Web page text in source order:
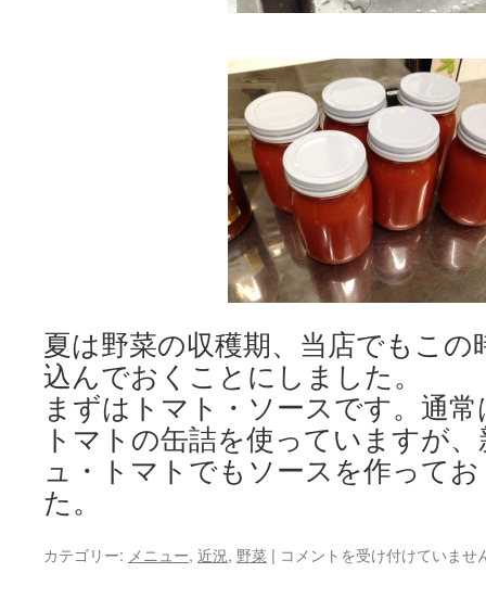
夏は野菜の収穫期、当店でもこ
込んでおくことにしました。
まずはトマト・ソースです。通
トマトの缶詰を使っていますが
ュ・トマトでもソースを作って
た。
カテゴリー: メニュー, 近況, 野菜 | 夏
コメントを受け付けていませ